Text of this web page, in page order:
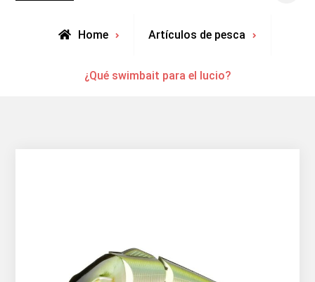
Home Artículos de pesca
¿Qué swimbait para el lucio?